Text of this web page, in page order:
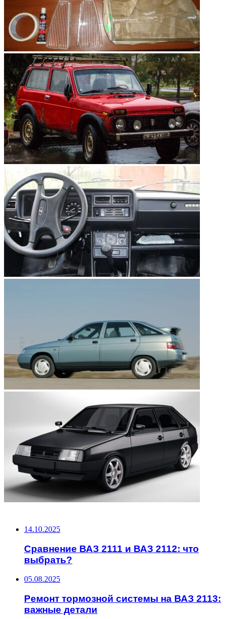
14.10.2025
Сравнение ВАЗ 2111 и ВАЗ 2112: что
выбрать?
05.08.2025
Ремонт тормозной системы на ВАЗ 2113:
важные детали